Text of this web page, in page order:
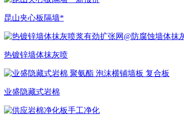
昆山夹心板隔墙*
热镀锌墙体抹灰喷
业盛隐藏式岩棉